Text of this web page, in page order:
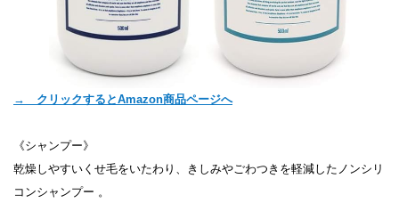
→ クリックするとAmazon商品ページへ
《シャンプー》
乾燥しやすいくせ毛をいたわり、きしみやごわつきを軽減したノンシリ
コンシャンプー 。